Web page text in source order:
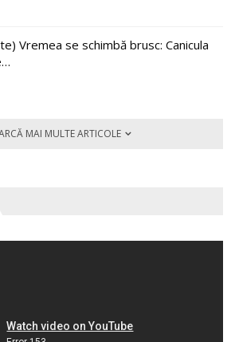
Vremea se schimbă brusc: Canicula
MAI MULTE ARTICOLE